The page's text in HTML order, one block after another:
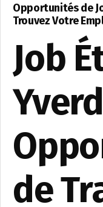
Opportunités de
Trouvez Votre
Job
de